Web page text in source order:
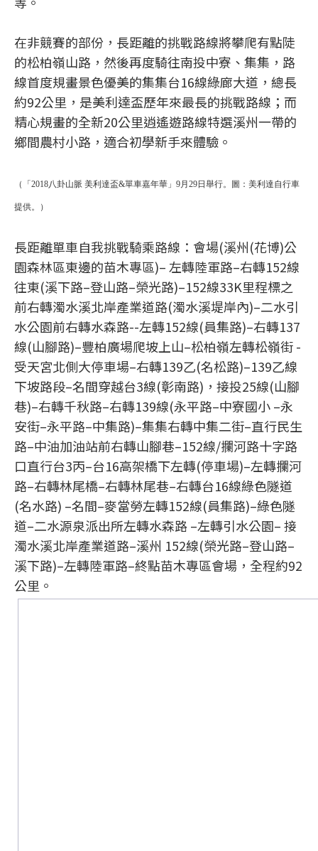
在非競賽的部份，長距離的挑戰路線將攀爬有點陡
的松柏嶺山路，然後再度騎往南投中寮、集集，路
線首度規畫景色優美的集集台16線綠廊大道，總長
約92公里，是美利達盃歷年來最長的挑戰路線；而
精心規畫的全新20公里逍遙遊路線特選溪州一帶的
鄉間農村小路，適合初學新手來體驗。
（「2018八卦山脈 美利達盃&單車嘉年華」9月29日舉行。圖：美利達自行車
提供。）
長距離單車自我挑戰騎乘路線：會場(溪州(花博)公
園森林區東邊的苗木專區)– 左轉陸軍路–右轉152線
往東(溪下路–登山路–榮光路)–152線33K里程標之
前右轉濁水溪北岸產業道路(濁水溪堤岸內)–二水引
水公園前右轉水森路--左轉152線(員集路)–右轉137
線(山腳路)–豐柏廣場爬坡上山–松柏嶺左轉松嶺街 -
受天宮北側大停車場–右轉139乙(名松路)–139乙線
下坡路段–名間穿越台3線(彰南路)，接投25線(山腳
巷)–右轉千秋路–右轉139線(永平路–中寮國小 –永
安街–永平路–中集路)–集集右轉中集二街–直行民生
路–中油加油站前右轉山腳巷–152線/攔河路十字路
口直行台3丙–台16高架橋下左轉(停車場)–左轉攔河
路–右轉林尾橋–右轉林尾巷–右轉台16線綠色隧道
(名水路) –名間–麥當勞左轉152線(員集路)–綠色隧
道–二水源泉派出所左轉水森路 –左轉引水公園– 接
濁水溪北岸產業道路–溪州 152線(榮光路–登山路–
溪下路)–左轉陸軍路–終點苗木專區會場，全程約92
公里。